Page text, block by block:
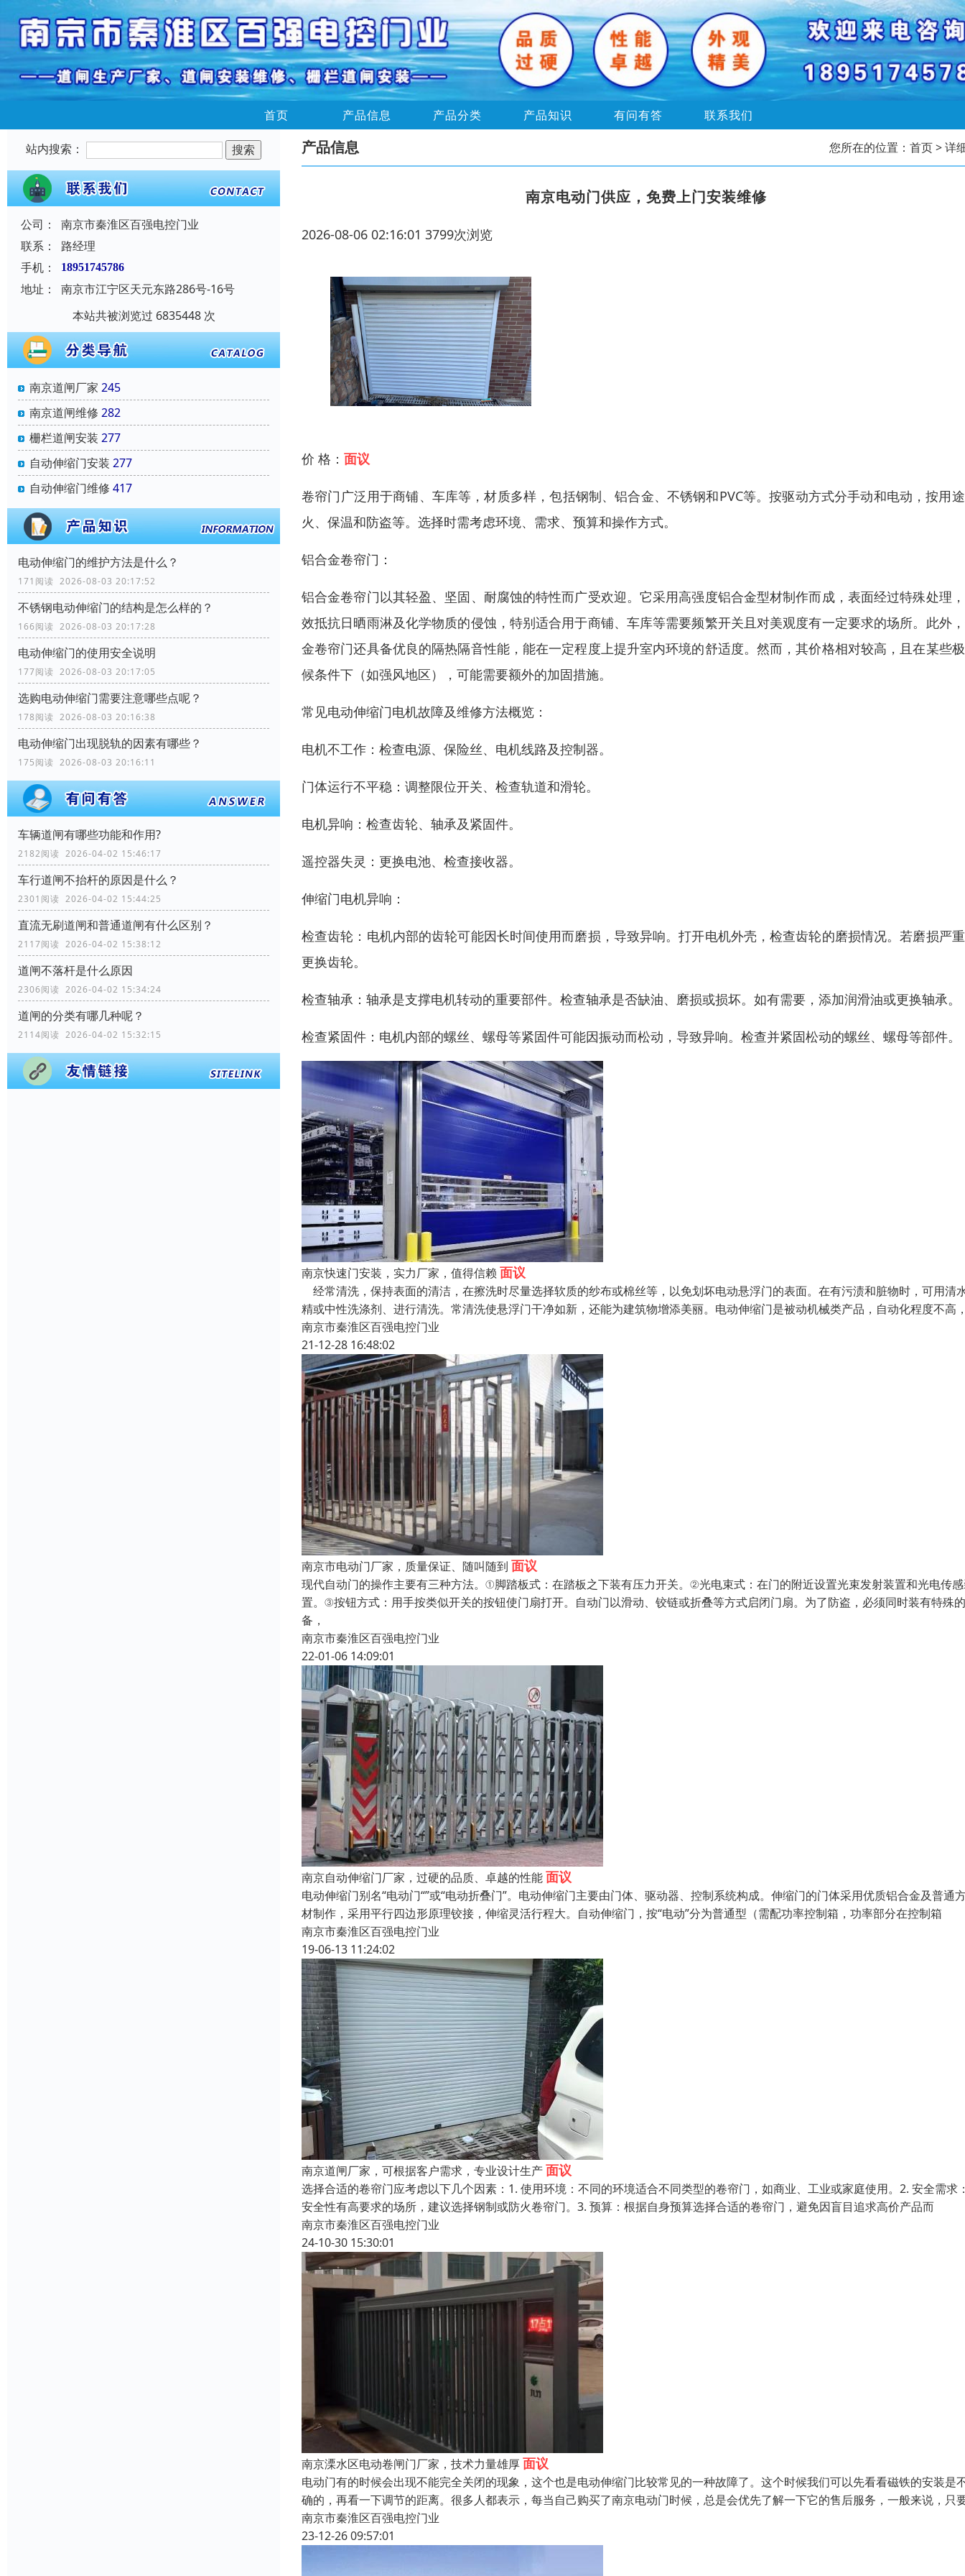
首页 产品信息 产品分类 产品知识 有问有答 联系我们
站内搜索：
公司：
南京市秦淮区百强电控门业
联系：
路经理
手机：
18951745786
地址：
南京市江宁区天元东路286号-16号
本站共被浏览过 6835448 次
南京道闸厂家 245
南京道闸维修 282
栅栏道闸安装 277
自动伸缩门安装 277
自动伸缩门维修 417
电动伸缩门的维护方法是什么？
171阅读 2026-08-03 20:17:52
不锈钢电动伸缩门的结构是怎么样的？
166阅读 2026-08-03 20:17:28
电动伸缩门的使用安全说明
177阅读 2026-08-03 20:17:05
选购电动伸缩门需要注意哪些点呢？
178阅读 2026-08-03 20:16:38
电动伸缩门出现脱轨的因素有哪些？
175阅读 2026-08-03 20:16:11
车辆道闸有哪些功能和作用?
2182阅读 2026-04-02 15:46:17
车行道闸不抬杆的原因是什么？
2301阅读 2026-04-02 15:44:25
直流无刷道闸和普通道闸有什么区别？
2117阅读 2026-04-02 15:38:12
道闸不落杆是什么原因
2306阅读 2026-04-02 15:34:24
道闸的分类有哪几种呢？
2114阅读 2026-04-02 15:32:15
产品信息 您所在的位置： 首页> 详
南京电动门供应，免费上门安装维修
2026-08-06 02:16:01 3799次浏览
价 格： 面议
卷帘门广泛用于商铺、车库等，材质多样，包括钢制、铝合金、不锈钢和PVC等。按驱动方式分手动和电动，按用
火、保温和防盗等。选择时需考虑环境、需求、预算和操作方式。
铝合金卷帘门：
铝合金卷帘门以其轻盈、坚固、耐腐蚀的特性而广受欢迎。它采用高强度铝合金型材制作而成，表面经过特殊处理
效抵抗日晒雨淋及化学物质的侵蚀，特别适合用于商铺、车库等需要频繁开关且对美观度有一定要求的场所。此外
金卷帘门还具备优良的隔热隔音性能，能在一定程度上提升室内环境的舒适度。然而，其价格相对较高，且在某些
候条件下（如强风地区），可能需要额外的加固措施。
常见电动伸缩门电机故障及维修方法概览：
电机不工作：检查电源、保险丝、电机线路及控制器。
门体运行不平稳：调整限位开关、检查轨道和滑轮。
电机异响：检查齿轮、轴承及紧固件。
遥控器失灵：更换电池、检查接收器。
伸缩门电机异响：
检查齿轮：电机内部的齿轮可能因长时间使用而磨损，导致异响。打开电机外壳，检查齿轮的磨损情况。若磨损严
更换齿轮。
检查轴承：轴承是支撑电机转动的重要部件。检查轴承是否缺油、磨损或损坏。如有需要，添加润滑油或更换轴承。
检查紧固件：电机内部的螺丝、螺母等紧固件可能因振动而松动，导致异响。检查并紧固松动的螺丝、螺母等部件。
南京快速门安装，实力厂家，值得信赖 面议
经常清洗，保持表面的清洁，在擦洗时尽量选择软质的纱布或棉丝等，以免划坏电动悬浮门的表面。在有污渍和脏物时，可用清
精或中性洗涤剂、进行清洗。常清洗使悬浮门干净如新，还能为建筑物增添美丽。电动伸缩门是被动机械类产品，自动化程度不高
南京市秦淮区百强电控门业
21-12-28 16:48:02
南京市电动门厂家，质量保证、随叫随到 面议
现代自动门的操作主要有三种方法。①脚踏板式：在踏板之下装有压力开关。②光电束式：在门的附近设置光束发射装置和光电传
置。③按钮方式：用手按类似开关的按钮使门扇打开。自动门以滑动、铰链或折叠等方式启闭门扇。为了防盗，必须同时装有特殊
备，
南京市秦淮区百强电控门业
22-01-06 14:09:01
南京自动伸缩门厂家，过硬的品质、卓越的性能面议
电动伸缩门别名“电动门“”或“电动折叠门”。电动伸缩门主要由门体、驱动器、控制系统构成。伸缩门的门体采用优质铝合金及普通
材制作，采用平行四边形原理铰接，伸缩灵活行程大。自动伸缩门，按“电动”分为普通型（需配功率控制箱，功率部分在控制箱
南京市秦淮区百强电控门业
19-06-13 11:24:02
南京道闸厂家，可根据客户需求，专业设计生产面议
选择合适的卷帘门应考虑以下几个因素：1. 使用环境：不同的环境适合不同类型的卷帘门，如商业、工业或家庭使用。2. 安全需求
安全性有高要求的场所，建议选择钢制或防火卷帘门。3. 预算：根据自身预算选择合适的卷帘门，避免因盲目追求高价产品而
南京市秦淮区百强电控门业
24-10-30 15:30:01
南京溧水区电动卷闸门厂家，技术力量雄厚面议
电动门有的时候会出现不能完全关闭的现象，这个也是电动伸缩门比较常见的一种故障了。这个时候我们可以先看看磁铁的安装是
确的，再看一下调节的距离。很多人都表示，每当自己购买了南京电动门时候，总是会优先了解一下它的售后服务，一般来说，只
南京市秦淮区百强电控门业
23-12-26 09:57:01